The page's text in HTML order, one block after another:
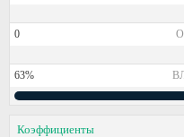
0
63%
Коэффициенты